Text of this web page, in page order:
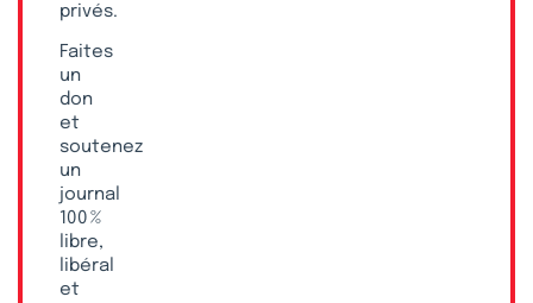
privés.
Faites
un
don
et
soutenez
un
journal
100 %
libre,
libéral
et